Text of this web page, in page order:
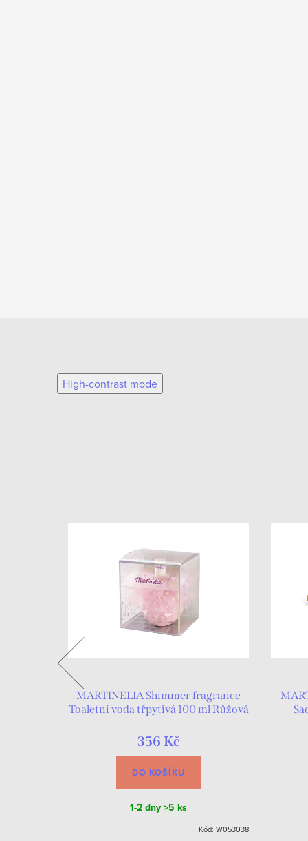
High-contrast mode
MARTINELIA Shimmer fragrance
Toaletní voda třpytivá 100 ml Růžová
356 Kč
DO KOŠÍKU
1-2 dny>5 ks
Kód: W053038